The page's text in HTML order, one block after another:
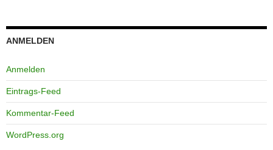
ANMELDEN
Anmelden
Eintrags-Feed
Kommentar-Feed
WordPress.org